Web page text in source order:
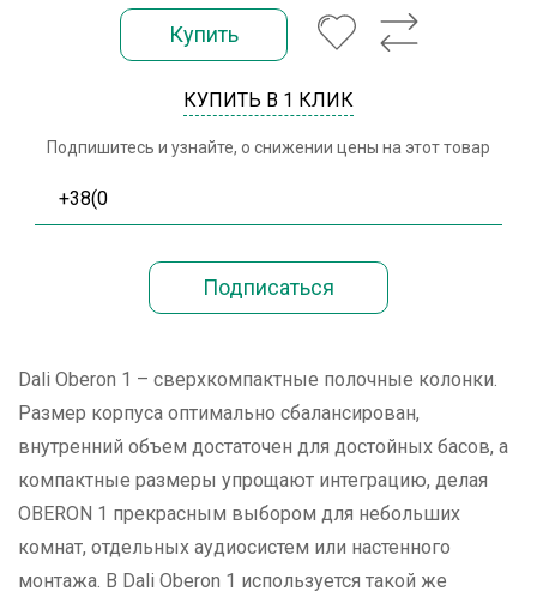
Купить
КУПИТЬ В 1 КЛИК
Подпишитесь и узнайте, о снижении цены на этот товар
Dali Oberon 1 – сверхкомпактные полочные колонки.
Размер корпуса оптимально сбалансирован,
внутренний объем достаточен для достойных басов, а
компактные размеры упрощают интеграцию, делая
OBERON 1 прекрасным выбором для небольших
комнат, отдельных аудиосистем или настенного
монтажа. В Dali Oberon 1 используется такой же